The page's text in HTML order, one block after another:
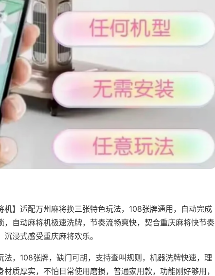
机】适配万州麻将换三张特色玩法，108张牌通用，自动完成
自动麻将机极速洗牌，节奏流畅爽快，契合重庆麻将快节奏
浸式感受重庆麻将欢乐。
法，108张牌，缺门可胡，支持查叫规则，机器洗牌快速，理
质厚实，不怕日常使用磨损，普通家用款，功能刚好够用，